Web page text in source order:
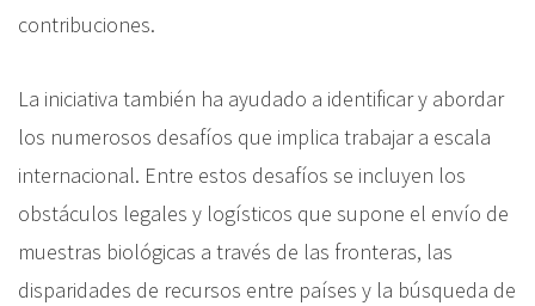
contribuciones.
La iniciativa también ha ayudado a identificar y abordar
los numerosos desafíos que implica trabajar a escala
internacional. Entre estos desafíos se incluyen los
obstáculos legales y logísticos que supone el envío de
muestras biológicas a través de las fronteras, las
disparidades de recursos entre países y la búsqueda de